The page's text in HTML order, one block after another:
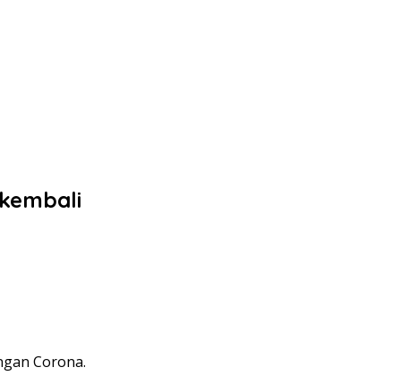
Corona.